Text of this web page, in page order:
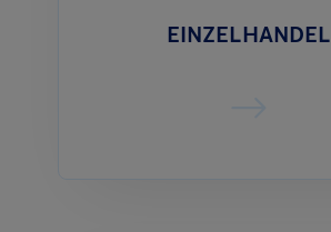
EINZELHANDEL